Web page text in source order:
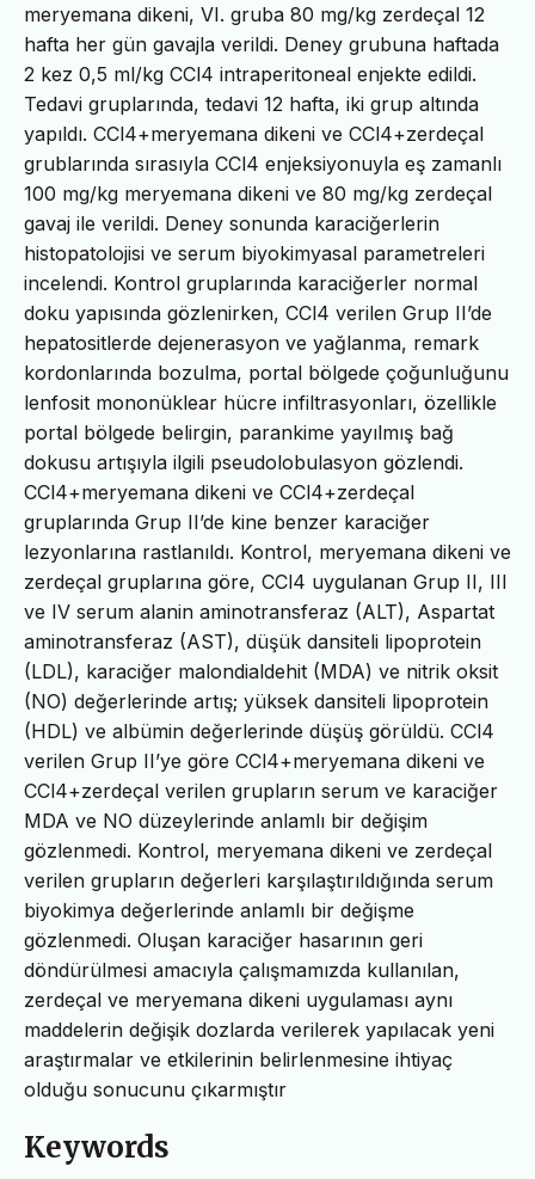
meryemana dikeni, VI. gruba 80 mg/kg zerdeçal 12
hafta her gün gavajla verildi. Deney grubuna haftada
2 kez 0,5 ml/kg CCl4 intraperitoneal enjekte edildi.
Tedavi gruplarında, tedavi 12 hafta, iki grup altında
yapıldı. CCl4+meryemana dikeni ve CCl4+zerdeçal
grublarında sırasıyla CCl4 enjeksiyonuyla eş zamanlı
100 mg/kg meryemana dikeni ve 80 mg/kg zerdeçal
gavaj ile verildi. Deney sonunda karaciğerlerin
histopatolojisi ve serum biyokimyasal parametreleri
incelendi. Kontrol gruplarında karaciğerler normal
doku yapısında gözlenirken, CCl4 verilen Grup II’de
hepatositlerde dejenerasyon ve yağlanma, remark
kordonlarında bozulma, portal bölgede çoğunluğunu
lenfosit mononüklear hücre infiltrasyonları, özellikle
portal bölgede belirgin, parankime yayılmış bağ
dokusu artışıyla ilgili pseudolobulasyon gözlendi.
CCl4+meryemana dikeni ve CCl4+zerdeçal
gruplarında Grup II’de kine benzer karaciğer
lezyonlarına rastlanıldı. Kontrol, meryemana dikeni ve
zerdeçal gruplarına göre, CCl4 uygulanan Grup II, III
ve IV serum alanin aminotransferaz (ALT), Aspartat
aminotransferaz (AST), düşük dansiteli lipoprotein
(LDL), karaciğer malondialdehit (MDA) ve nitrik oksit
(NO) değerlerinde artış; yüksek dansiteli lipoprotein
(HDL) ve albümin değerlerinde düşüş görüldü. CCl4
verilen Grup II’ye göre CCl4+meryemana dikeni ve
CCl4+zerdeçal verilen grupların serum ve karaciğer
MDA ve NO düzeylerinde anlamlı bir değişim
gözlenmedi. Kontrol, meryemana dikeni ve zerdeçal
verilen grupların değerleri karşılaştırıldığında serum
biyokimya değerlerinde anlamlı bir değişme
gözlenmedi. Oluşan karaciğer hasarının geri
döndürülmesi amacıyla çalışmamızda kullanılan,
zerdeçal ve meryemana dikeni uygulaması aynı
maddelerin değişik dozlarda verilerek yapılacak yeni
araştırmalar ve etkilerinin belirlenmesine ihtiyaç
olduğu sonucunu çıkarmıştır
Keywords